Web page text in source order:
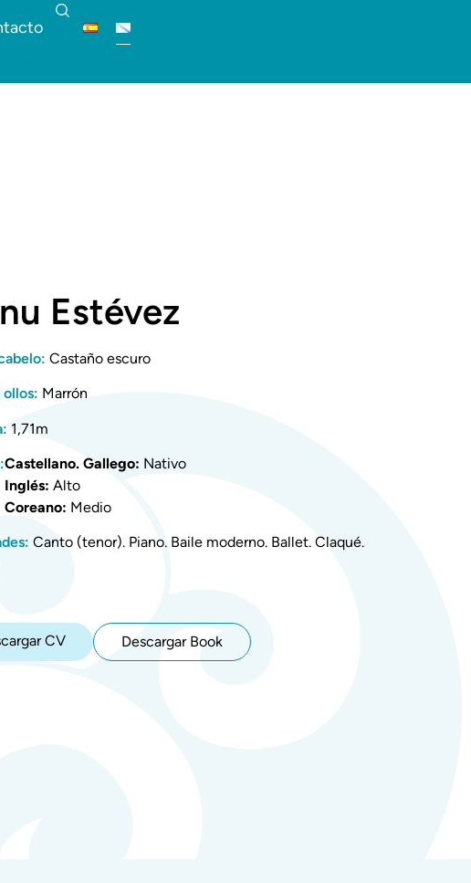
Estévez
Castaño escuro
ollos: Marrón
1,71m
Castellano. Gallego: Nativo
Inglés: Alto
Coreano: Medio
Canto (tenor). Piano. Baile moderno. Ballet. Claqué.
CV Descargar Book